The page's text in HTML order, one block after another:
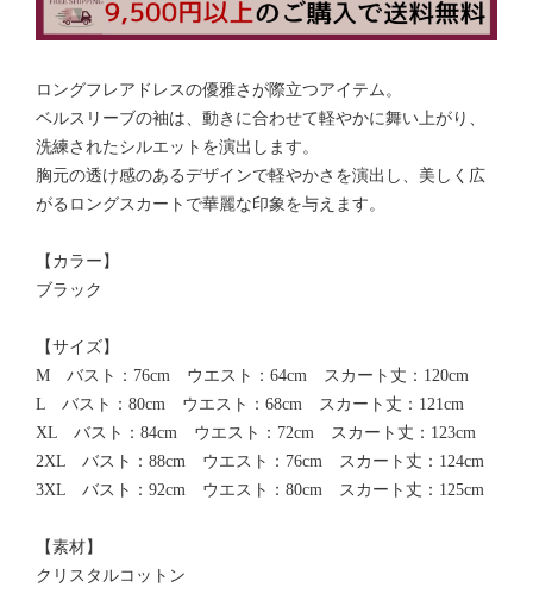
ロングフレアドレスの優雅さが際立つアイテム。
ベルスリーブの袖は、動きに合わせて軽やかに舞い上がり、
洗練されたシルエットを演出します。
胸元の透け感のあるデザインで軽やかさを演出し、美しく広
がるロングスカートで華麗な印象を与えます。
【カラー】
ブラック
【サイズ】
M バスト：76cm ウエスト：64cm スカート丈：120cm
L バスト：80cm ウエスト：68cm スカート丈：121cm
XL バスト：84cm ウエスト：72cm スカート丈：123cm
2XL バスト：88cm ウエスト：76cm スカート丈：124cm
3XL バスト：92cm ウエスト：80cm スカート丈：125cm
【素材】
クリスタルコットン